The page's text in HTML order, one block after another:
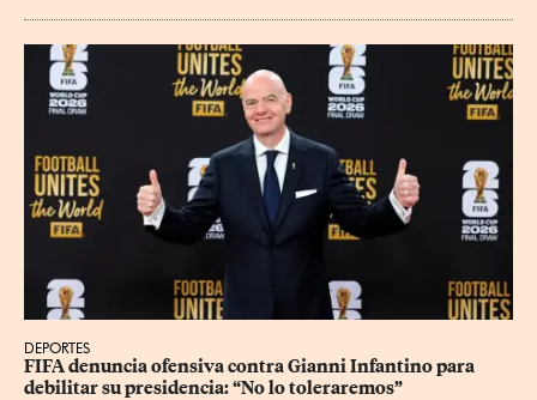
DEPORTES
FIFA denuncia ofensiva contra Gianni Infantino para
debilitar su presidencia: “No lo toleraremos”